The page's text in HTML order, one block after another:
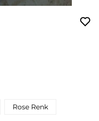
Rose Renk